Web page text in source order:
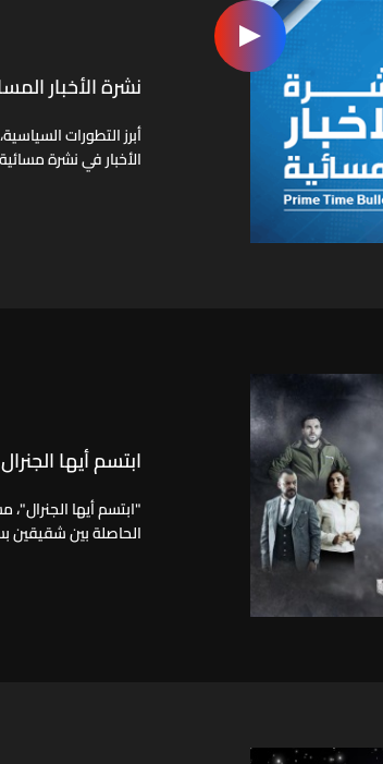
نشرة الأخبار
أبرز التطورات
الأخبار في نشرة
ابتسم أيها الجنرال
"ابتسم أيها
الحاصلة بين شقيقين